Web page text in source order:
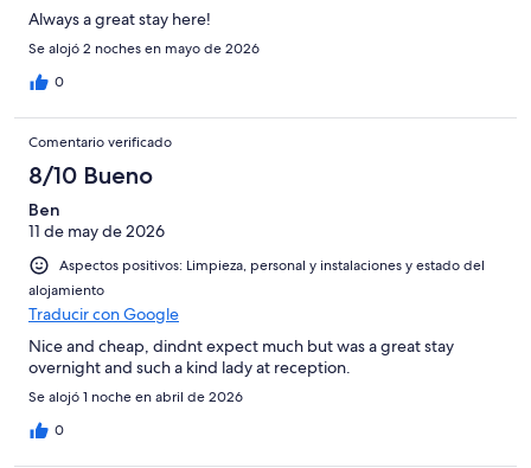
Always a great stay here!
Se alojó 2 noches en mayo de 2026
0
Comentario verificado
8/10 Bueno
Ben
11 de may de 2026
Aspectos positivos: Limpieza, personal y instalaciones y estado del
alojamiento
Traducir con Google
Nice and cheap, dindnt expect much but was a great stay
overnight and such a kind lady at reception.
Se alojó 1 noche en abril de 2026
0